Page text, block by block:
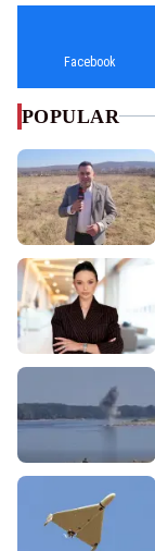
Facebook
POPULAR